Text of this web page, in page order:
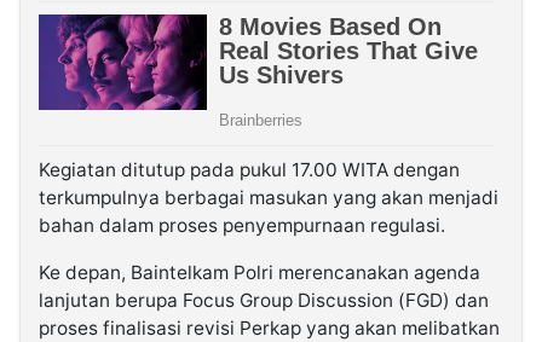
Kegiatan ditutup pada pukul 17.00 WITA dengan
terkumpulnya berbagai masukan yang akan menjadi
bahan dalam proses penyempurnaan regulasi.
Ke depan, Baintelkam Polri merencanakan agenda
lanjutan berupa Focus Group Discussion (FGD) dan
proses finalisasi revisi Perkap yang akan melibatkan